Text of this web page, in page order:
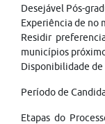
Desejável Pós-
Experiência de no
Residir
municípios
Disponibilidade de
Período de
Etapas do